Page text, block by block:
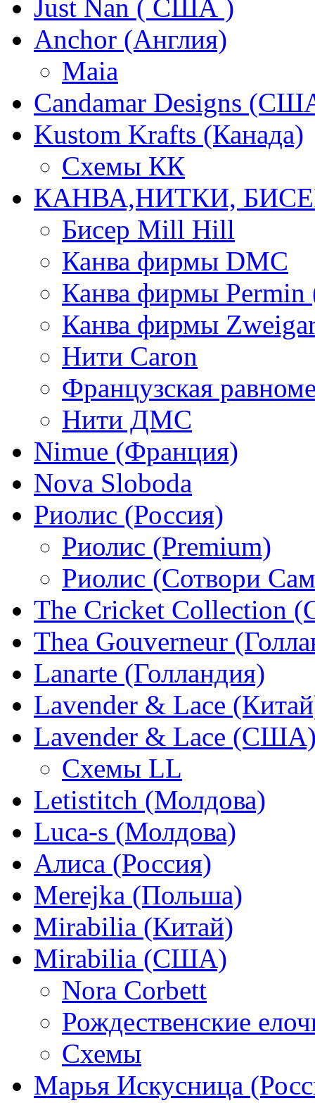
Just Nan ( США )
Anchor (Англия)
Maia
Candamar Designs
Kustom Krafts (Канада)
Схемы КК
КАНВА,НИТКИ,
Бисер Mill Hill
Канва фирмы DMC
Канва фирмы Permin
Канва фирмы
Нити Caron
Французская
Нити ДМС
Nimue (Франция)
Nova Sloboda
Риолис (Россия)
Риолис (Premium)
Риолис (Сотвори
The Cricket Collection
Thea Gouverneur
Lanarte (Голландия)
Lavender & Lace
Lavender & Lace
Схемы LL
Letistitch (Молдова)
Luca-s (Молдова)
Алиса (Россия)
Merejka (Польша)
Mirabilia (Китай)
Mirabilia (США)
Nora Corbett
Рождественские
Схемы
Марья Искусница